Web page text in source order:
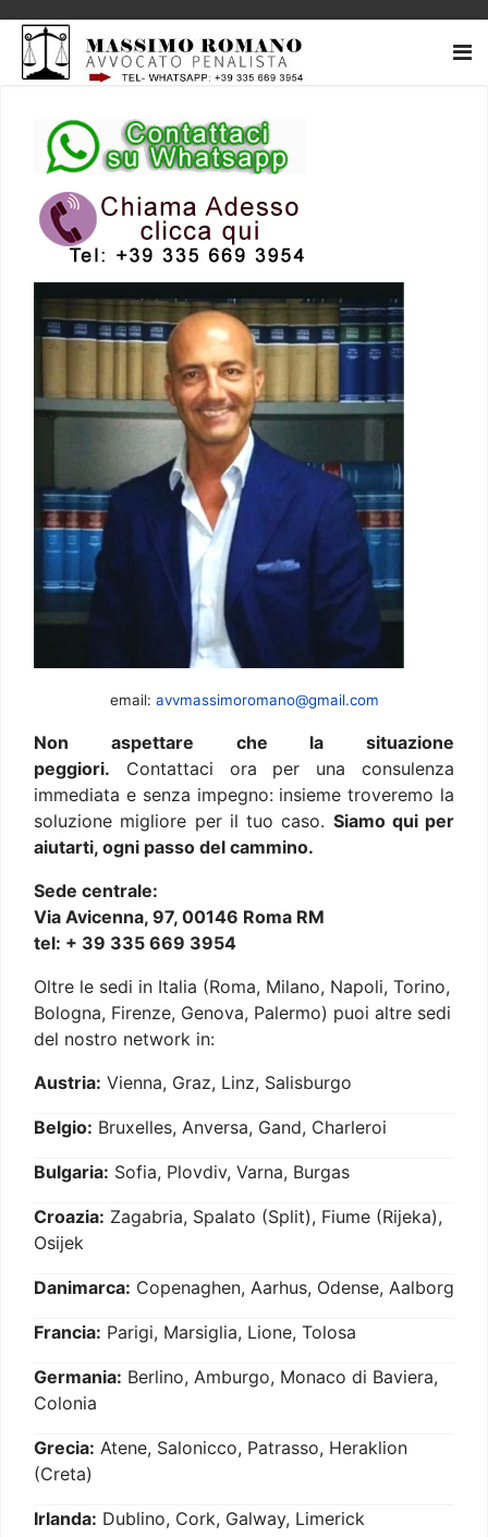
email: avvmassimoromano@gmail.com
Non aspettare che la situazione
peggiori. Contattaci ora per una consulenza
immediata e senza impegno: insieme troveremo la
soluzione migliore per il tuo caso. Siamo qui per
aiutarti, ogni passo del cammino.
Sede centrale:
Via Avicenna, 97, 00146 Roma RM
tel: + 39 335 669 3954
Oltre le sedi in Italia (Roma, Milano, Napoli, Torino,
Bologna, Firenze, Genova, Palermo) puoi altre sedi
del nostro network in:
Austria: Vienna, Graz, Linz, Salisburgo
Belgio: Bruxelles, Anversa, Gand, Charleroi
Bulgaria: Sofia, Plovdiv, Varna, Burgas
Croazia: Zagabria, Spalato (Split), Fiume (Rijeka),
Osijek
Danimarca: Copenaghen, Aarhus, Odense, Aalborg
Francia: Parigi, Marsiglia, Lione, Tolosa
Germania: Berlino, Amburgo, Monaco di Baviera,
Colonia
Grecia: Atene, Salonicco, Patrasso, Heraklion
(Creta)
Irlanda: Dublino, Cork, Galway, Limerick